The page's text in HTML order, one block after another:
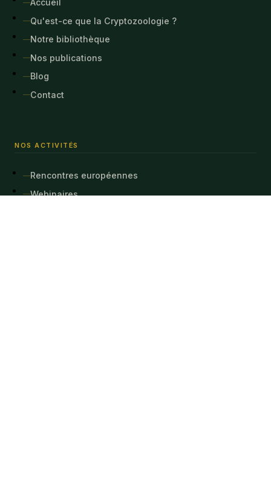
Accueil
Qu'est-ce que la Cryptozoologie ?
Notre bibliothèque
Nos publications
Blog
Contact
NOS ACTIVITÉS
Rencontres européennes
Webinaires